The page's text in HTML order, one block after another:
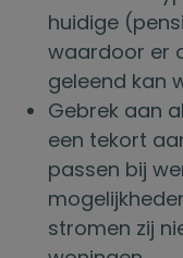
huidige
waardoor er
geleend kan
Gebrek aan
een tekort
passen bij
stromen zij